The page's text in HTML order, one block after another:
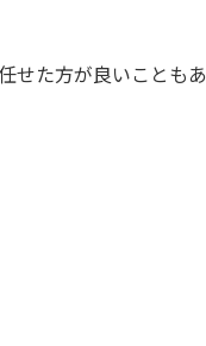
せた方が良いこともあ